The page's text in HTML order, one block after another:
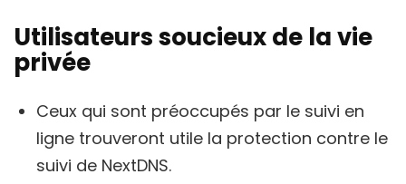
Utilisateurs soucieux de la vie
privée
Ceux qui sont préoccupés par le suivi en
ligne trouveront utile la protection contre le
suivi de NextDNS.